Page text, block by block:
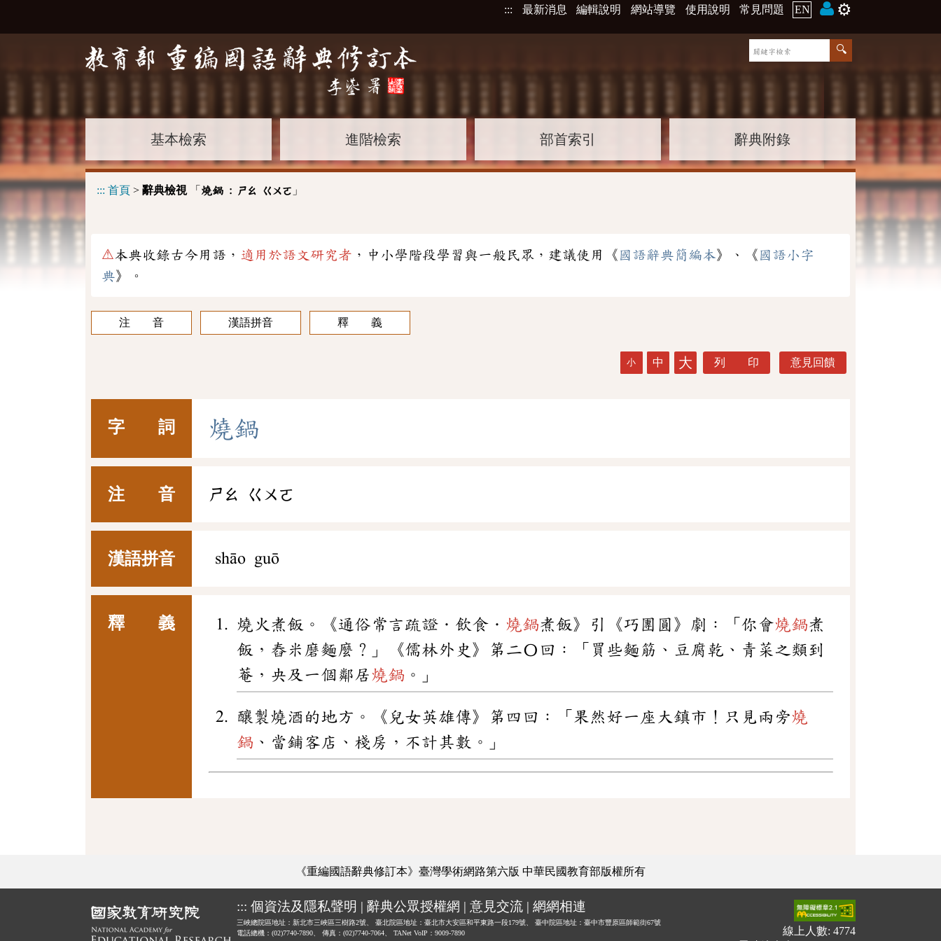
::: 最新消息 編輯說明 網站導覽 使用說明 常見問題 EN ⚙️
基本檢索 進階檢索 部首索引 辭典附錄
::: 首頁 > 辭典檢視「 燒鍋 : ㄕㄠ ㄍㄨㄛ 」
⚠本典收錄古今用語， 適用於語文研究者 ，中小學階段學習與一般民眾，建議使用《 國語辭典簡編本》、《 國語小字
典》。
注 音 漢語拼音 釋 義
小 中 大 列 印 意見回饋
字 詞 燒鍋
注 音 ㄕㄠ ㄍㄨㄛ
漢語拼音 shāo guō
釋 義 燒火煮飯。《通俗常言疏證．飲食． 燒鍋煮飯》引《巧團圓》劇：「你會燒鍋煮
飯，舂米磨麵麼？」《儒林外史》第二〇回：「買些麵筋、豆腐乾、青菜之類到
菴，央及一個鄰居燒鍋 。」
釀製燒酒的地方。《兒女英雄傳》第四回：「果然好一座大鎮市！只見兩旁燒
鍋 、當鋪客店、棧房，不計其數。」
《重編國語辭典修訂本》臺灣學術網路第六版 中華民國教育部版權所有
::: 個資法及隱私聲明 | 辭典公眾授權網 | 意見交流 | 網網相連
三峽總院區地址：新北市三峽區三樹路2號、 臺北院區地址：臺北市大安區和平東路一段179號、
臺中院區地址：臺中市豐原區師範街67號
電話總機：(02)7740-7890、
傳真：(02)7740-7064、 TANet VoIP：9009-7890
線上人數: 4774